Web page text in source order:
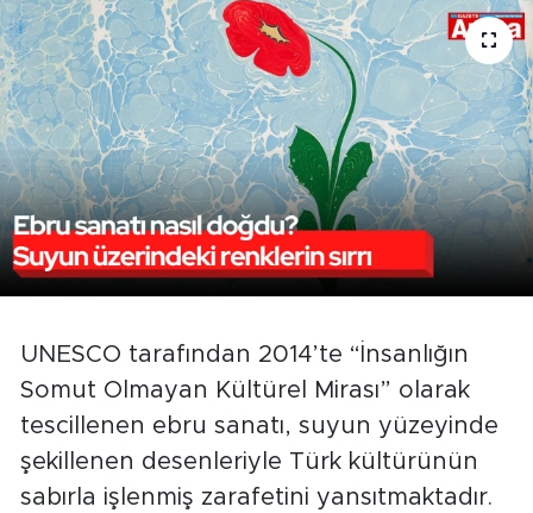
UNESCO tarafından 2014’te “İnsanlığın
Somut Olmayan Kültürel Mirası” olarak
tescillenen ebru sanatı, suyun yüzeyinde
şekillenen desenleriyle Türk kültürünün
sabırla işlenmiş zarafetini yansıtmaktadır.